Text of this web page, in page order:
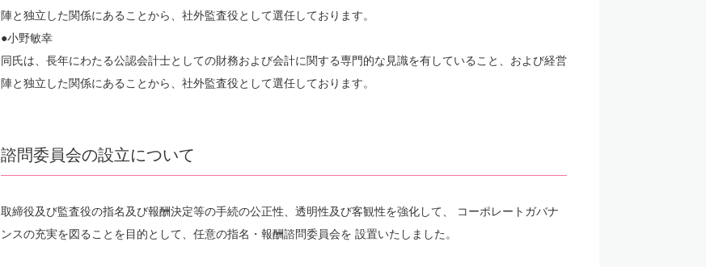
陣と独立した関係にあることから、社外監査役として選任しております。
●小野敏幸
同氏は、長年にわたる公認会計士としての財務および会計に関する専門的な見識を有していること、および経営
陣と独立した関係にあることから、社外監査役として選任しております。
諮問委員会の設立について
取締役及び監査役の指名及び報酬決定等の手続の公正性、透明性及び客観性を強化して、 コーポレートガバナ
ンスの充実を図ることを目的として、任意の指名・報酬諮問委員会を 設置いたしました。